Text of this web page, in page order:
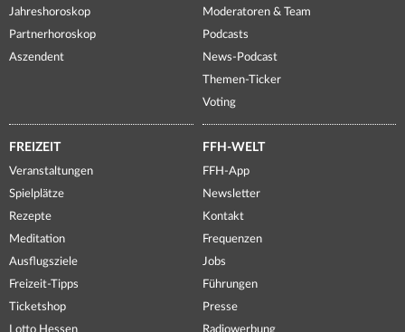
Jahreshoroskop
Partnerhoroskop
Aszendent
Moderatoren & Team
Podcasts
News-Podcast
Themen-Ticker
Voting
FREIZEIT
Veranstaltungen
Spielplätze
Rezepte
Meditation
Ausflugsziele
Freizeit-Tipps
Ticketshop
Lotto Hessen
FFH-WELT
FFH-App
Newsletter
Kontakt
Frequenzen
Jobs
Führungen
Presse
Radiowerbung